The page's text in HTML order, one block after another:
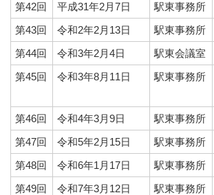
第42回
平成31年2月7日 駅東事務所
第43回
令和2年2月13日 駅東事務所
第44回
令和3年2月4日 駅東会議室
第45回
令和3年8月11日 駅東事務所
第46回
令和4年3月9日 駅東事務所
第47回
令和5年2月15日 駅東事務所
第48回
令和6年1月17日 駅東事務所
第49回
令和7年3月12日 駅東事務所